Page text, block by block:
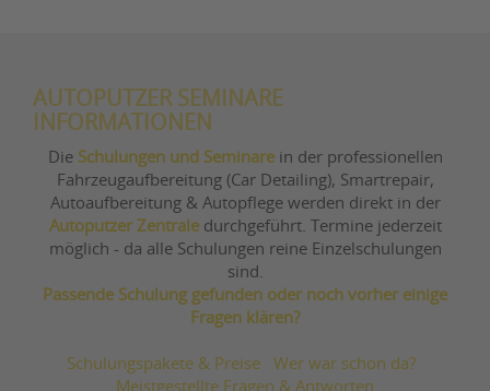
AUTOPUTZER SEMINARE
INFORMATIONEN
Die Schulungen und Seminarein der professionellen
Fahrzeugaufbereitung (Car Detailing), Smartrepair,
Autoaufbereitung & Autopflege werden direkt in der
Autoputzer Zentraledurchgeführt. Termine jederzeit
möglich - da alle Schulungen reine Einzelschulungen
sind.
Passende Schulung gefunden oder noch vorher einige
Fragen klären?
Schulungspakete & Preise
Wer war schon da?
Meistgestellte Fragen & Antworten